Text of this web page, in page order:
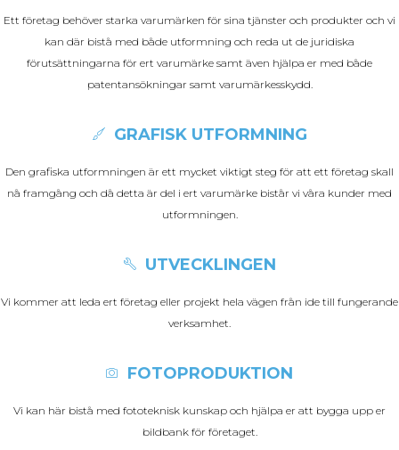
Ett företag behöver starka varumärken för sina tjänster och produkter och vi
kan där bistå med både utformning och reda ut de juridiska
förutsättningarna för ert varumärke samt även hjälpa er med både
patentansökningar samt varumärkesskydd.
GRAFISK UTFORMNING
Den grafiska utformningen är ett mycket viktigt steg för att ett företag skall
nå framgång och då detta är del i ert varumärke bistår vi våra kunder med
utformningen.
UTVECKLINGEN
Vi kommer att leda ert företag eller projekt hela vägen från ide till fungerande
verksamhet.
FOTOPRODUKTION
Vi kan här bistå med fototeknisk kunskap och hjälpa er att bygga upp er
bildbank för företaget.